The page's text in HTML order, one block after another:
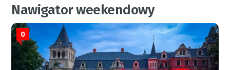
Nawigator weekendowy
0